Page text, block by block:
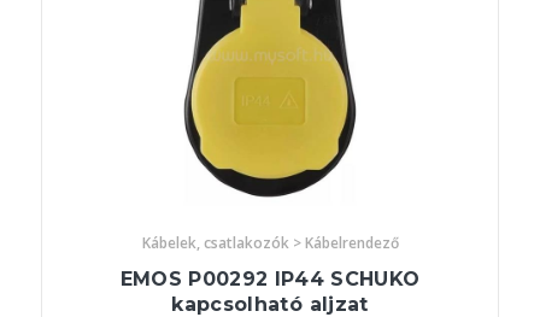
Kábelek, csatlakozók > Kábelrendező
EMOS P00292 IP44 SCHUKO
kapcsolható aljzat